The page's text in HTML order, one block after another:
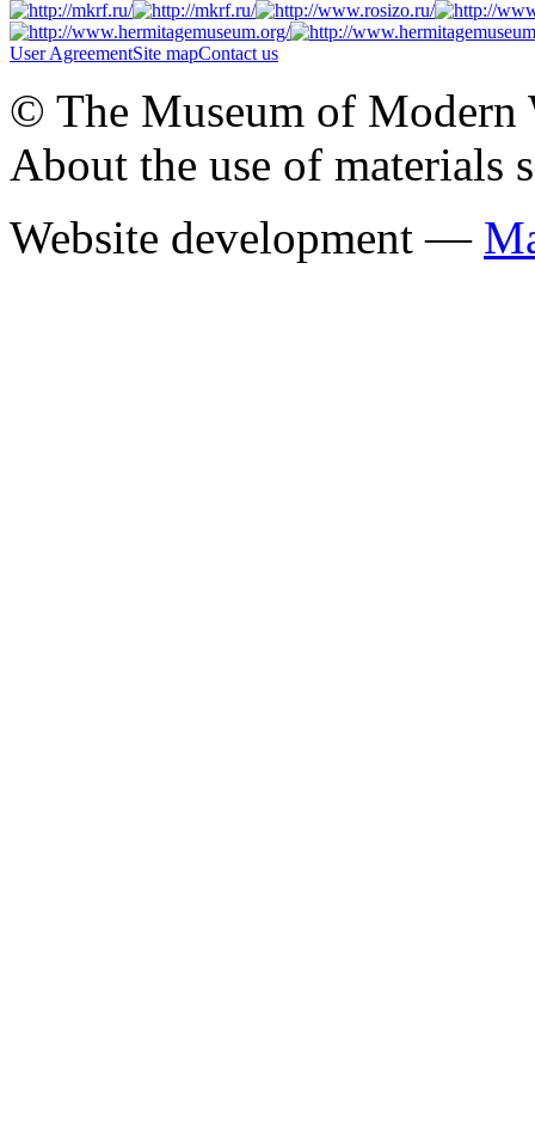
User AgreementSite mapContact us
© The Museum of Modern
About the use of materials
Website development —